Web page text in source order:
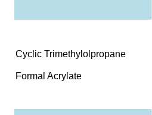
Cyclic Trimethylolpropane
Formal Acrylate